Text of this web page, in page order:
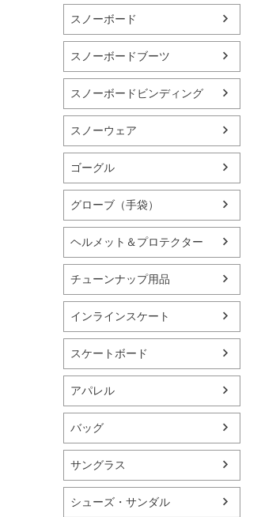
スノーボード
スノーボードブーツ
スノーボードビンディング
スノーウェア
ゴーグル
グローブ（手袋）
ヘルメット＆プロテクター
チューンナップ用品
インラインスケート
スケートボード
アパレル
バッグ
サングラス
シューズ・サンダル